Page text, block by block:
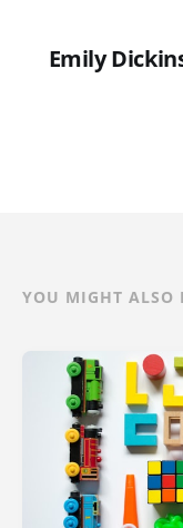
Emily
YOU MIGHT ALSO